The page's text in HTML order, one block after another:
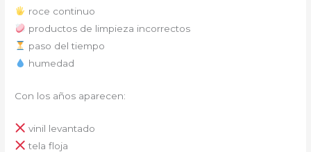
roce continuo
productos de limpieza incorrectos
paso del tiempo
humedad
Con los años aparecen:
vinil levantado
tela floja